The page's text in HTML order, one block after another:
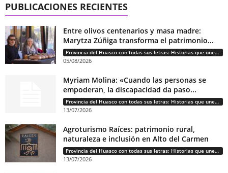
PUBLICACIONES RECIENTES
Entre olivos centenarios y masa madre:
Marytza Zúñiga transforma el patrimonio...
Provincia del Huasco con todas sus letras: Historias que unen cultura, diversidad e identidad
05/08/2026
Myriam Molina: «Cuando las personas se
empoderan, la discapacidad da paso...
Provincia del Huasco con todas sus letras: Historias que unen cultura, diversidad e identidad
13/07/2026
Agroturismo Raíces: patrimonio rural,
naturaleza e inclusión en Alto del Carmen
Provincia del Huasco con todas sus letras: Historias que unen cultura, diversidad e identidad
13/07/2026